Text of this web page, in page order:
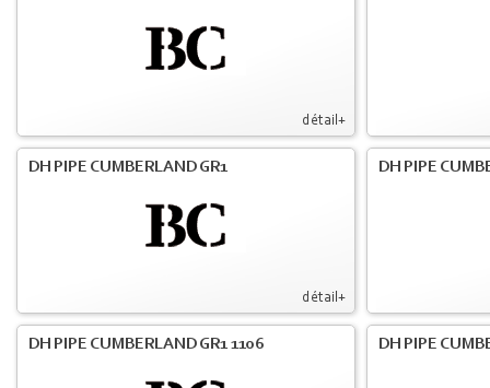
détail+
détail+
DH PIPE CUMBERLAND GR1 DH PIPE
DH PIPE CUMBERLAND GR1 1106 DH PIPE